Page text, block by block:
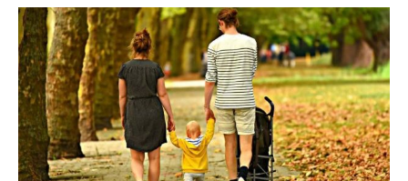
Декларації ООН про права корінних народів та в
міжнародних договорах, згода на обов’язковість яких
надана Верховною Радою, а також передбаченими у
Конституції та законах України.
Законом передбачається визначення правового
статусу представницьких органів корінних народів
України, їх ресурсного забезпечення, питання